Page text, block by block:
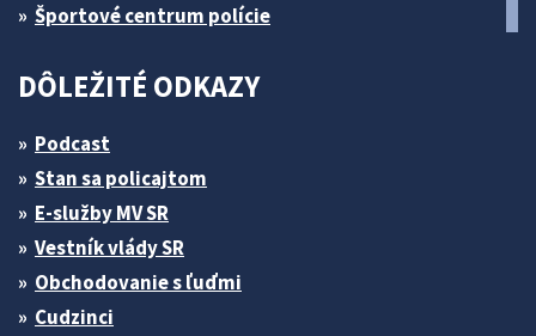
Športové centrum polície
DÔLEŽITÉ ODKAZY
Podcast
Stan sa policajtom
E-služby MV SR
Vestník vlády SR
Obchodovanie s ľuďmi
Cudzinci